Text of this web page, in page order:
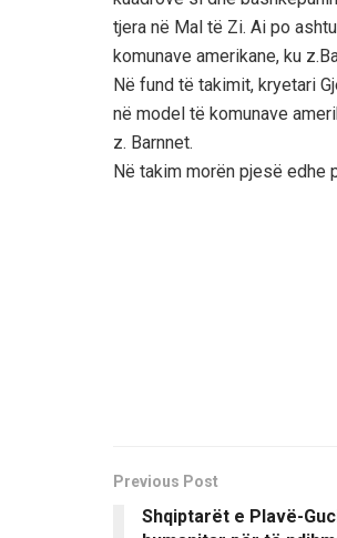
tjera në Mal të Zi. Ai po
komunave amerikane, ku
Në fund të takimit, kryetari
në model të komunave
z. Barnnet.
Në takim morën pjesë edhe
Previous Post
Shqiptarët e Plavë-